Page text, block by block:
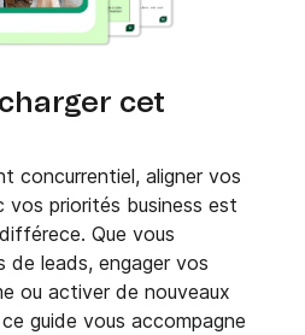
cet
concurrentiel, aligner vos
vos priorités business est
Que vous
de leads, engager vos
ou activer de nouveaux
guide vous accompagne